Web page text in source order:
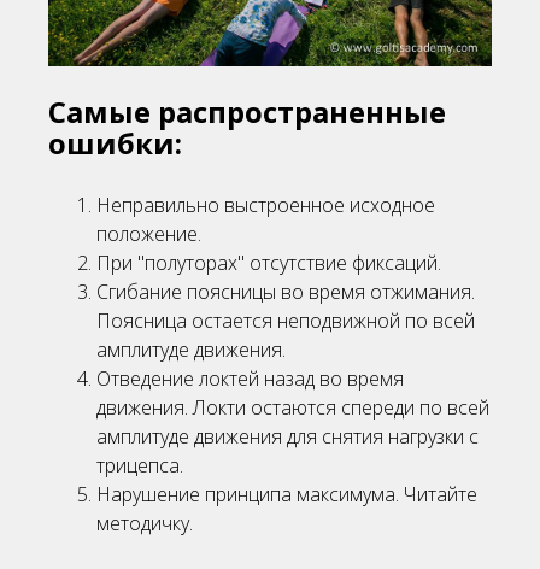
Самые распространенные
ошибки:
Неправильно выстроенное исходное
положение.
При "полуторах" отсутствие фиксаций.
Сгибание поясницы во время отжимания.
Поясница остается неподвижной по всей
амплитуде движения.
Отведение локтей назад во время
движения. Локти остаются спереди по всей
амплитуде движения для снятия нагрузки с
трицепса.
Нарушение принципа максимума. Читайте
методичку.